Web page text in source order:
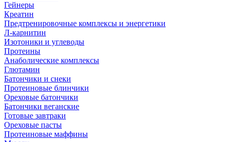
Гейнеры
Креатин
Предтренировочные комплексы и энергетики
Л-карнитин
Изотоники и углеводы
Протеины
Анаболические комплексы
Глютамин
Батончики и снеки
Протеиновые блинчики
Ореховые батончики
Батончики веганские
Готовые завтраки
Ореховые пасты
Протеиновые маффины